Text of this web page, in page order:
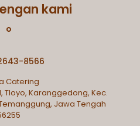
kami
8566
Catering
Tloyo, Karanggedong, Kec.
Jawa Tengah